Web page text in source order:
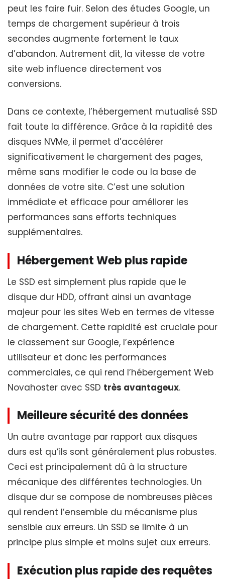
peut les faire fuir. Selon des études Google, un
temps de chargement supérieur à trois
secondes augmente fortement le taux
d’abandon. Autrement dit, la vitesse de votre
site web influence directement vos
conversions.
Dans ce contexte, l’hébergement mutualisé SSD
fait toute la différence. Grâce à la rapidité des
disques NVMe, il permet d’accélérer
significativement le chargement des pages,
même sans modifier le code ou la base de
données de votre site. C’est une solution
immédiate et efficace pour améliorer les
performances sans efforts techniques
supplémentaires.
Hébergement Web plus rapide
Le SSD est simplement plus rapide que le
disque dur HDD, offrant ainsi un avantage
majeur pour les sites Web en termes de vitesse
de chargement. Cette rapidité est cruciale pour
le classement sur Google, l’expérience
utilisateur et donc les performances
commerciales, ce qui rend l’hébergement Web
Novahoster avec SSD très avantageux.
Meilleure sécurité des données
Un autre avantage par rapport aux disques
durs est qu’ils sont généralement plus robustes.
Ceci est principalement dû à la structure
mécanique des différentes technologies. Un
disque dur se compose de nombreuses pièces
qui rendent l’ensemble du mécanisme plus
sensible aux erreurs. Un SSD se limite à un
principe plus simple et moins sujet aux erreurs.
Exécution plus rapide des requêtes